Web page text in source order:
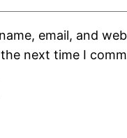
email, and
next time I